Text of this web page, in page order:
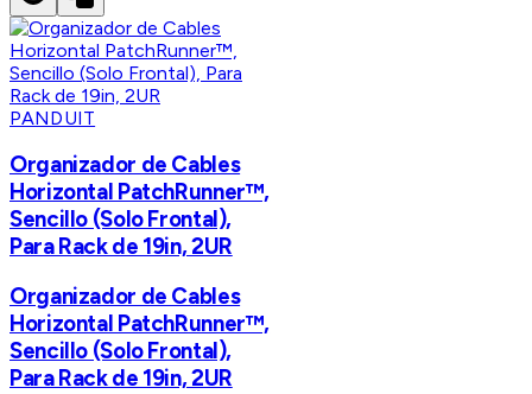
PANDUIT
Organizador de Cables
Horizontal PatchRunner™,
Sencillo (Solo Frontal),
Para Rack de 19in, 2UR
Organizador de Cables
Horizontal PatchRunner™,
Sencillo (Solo Frontal),
Para Rack de 19in, 2UR